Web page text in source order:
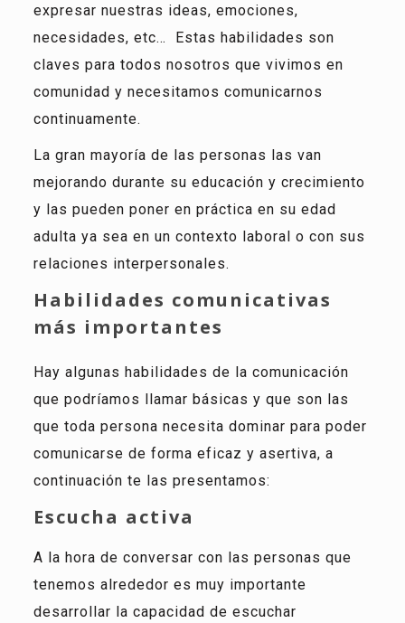
expresar nuestras ideas, emociones,
necesidades, etc… Estas habilidades son
claves para todos nosotros que vivimos en
comunidad y necesitamos comunicarnos
continuamente.
La gran mayoría de las personas las van
mejorando durante su educación y crecimiento
y las pueden poner en práctica en su edad
adulta ya sea en un contexto laboral o con sus
relaciones interpersonales.
Habilidades comunicativas
más importantes
Hay algunas habilidades de la comunicación
que podríamos llamar básicas y que son las
que toda persona necesita dominar para poder
comunicarse de forma eficaz y asertiva, a
continuación te las presentamos:
Escucha activa
A la hora de conversar con las personas que
tenemos alrededor es muy importante
desarrollar la capacidad de escuchar